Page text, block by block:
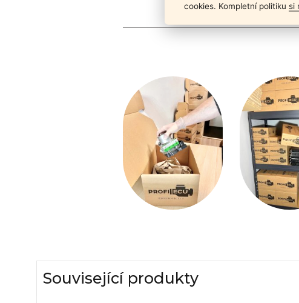
Související produkty
cookies. Kompletní politiku si